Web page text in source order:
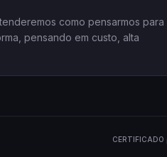
como pensarmos para
pensando em custo, alta
CERTIFICADO